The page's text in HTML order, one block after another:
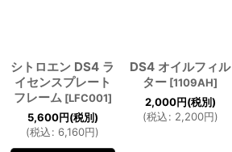
シトロエン DS4 ラ
イセンスプレート
フレーム [LFC001]
5,600円(税別)
(税込: 6,160円)
DS4 オイルフィル
ター [1109AH]
2,000円(税別)
(税込: 2,200円)